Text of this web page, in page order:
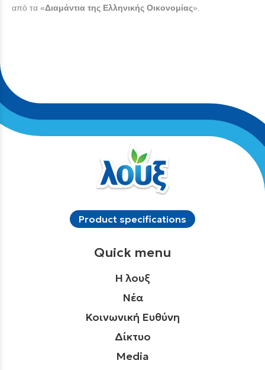
από τα «Διαμάντια της Ελληνικής Οικονομίας».
Product specifications
Quick menu
Η λουξ
Νέα
Κοινωνική Ευθύνη
Δίκτυο
Media